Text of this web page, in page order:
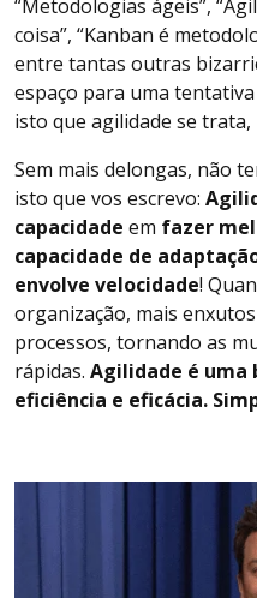
“Metodologias ágeis”,
coisa”, “Kanban é
entre tantas outras
espaço para uma
isto que agilidade se trata,
Sem mais delongas, não
isto que vos escrevo:
capacidade em fazer
capacidade de
envolve velocidade!
organização, mais
processos, tornando as
rápidas. Agilidade é uma
eficiência e eficácia.